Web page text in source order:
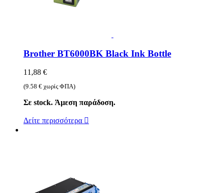
Brother BT6000BK Black Ink Bottle
11,88 €
(9.58 € χωρίς ΦΠΑ)
Σε stock. Άμεση παράδοση.
Δείτε περισσότερα 